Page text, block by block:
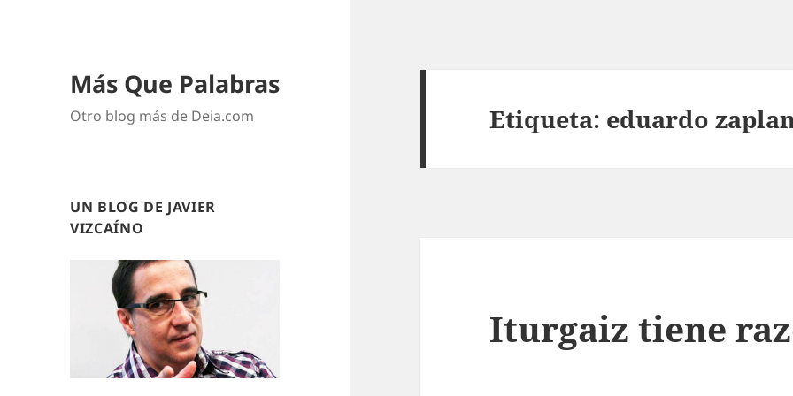
Más Que Palabras
Otro blog más de Deia.com
UN BLOG DE JAVIER
VIZCAÍNO
Etiqueta: eduardo
Iturgaiz tiene